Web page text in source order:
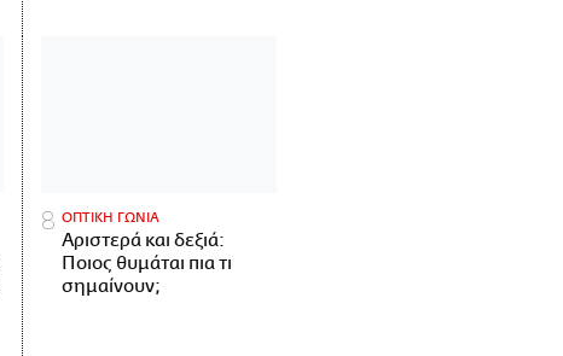
ΟΠΤΙΚΗ ΓΩΝΙΑ
Αριστερά και δεξιά:
Ποιος θυμάται πια τι
σημαίνουν;